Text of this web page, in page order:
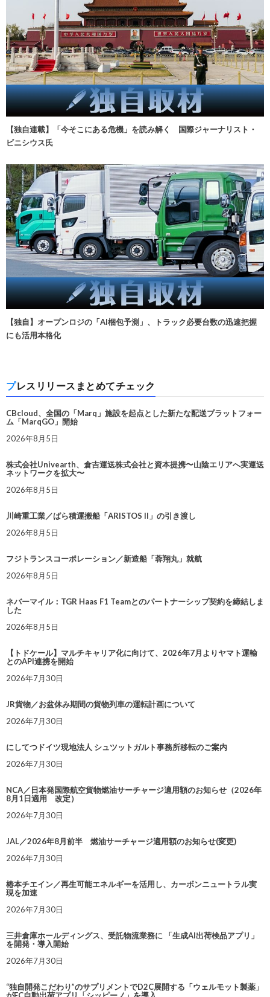
【独自連載】「今そこにある危機」を読み解く 国際ジャーナリスト・
ビニシウス氏
【独自】オープンロジの「AI梱包予測」、トラック必要台数の迅速把握
にも活用本格化
プレスリリースまとめてチェック
CBcloud、全国の「Marq」施設を起点とした新たな配送プラットフォー
ム「MarqGO」開始
2026年8月5日
株式会社Univearth、倉吉運送株式会社と資本提携〜山陰エリアへ実運送
ネットワークを拡大〜
2026年8月5日
川崎重工業／ばら積運搬船「ARISTOS II」の引き渡し
2026年8月5日
フジトランスコーポレーション／新造船「蓉翔丸」就航
2026年8月5日
ネバーマイル：TGR Haas F1 Teamとのパートナーシップ契約を締結しま
した
2026年8月5日
【トドケール】マルチキャリア化に向けて、2026年7月よりヤマト運輸
とのAPI連携を開始
2026年7月30日
JR貨物／お盆休み期間の貨物列車の運転計画について
2026年7月30日
にしてつドイツ現地法人 シュツットガルト事務所移転のご案内
2026年7月30日
NCA／日本発国際航空貨物燃油サーチャージ適用額のお知らせ（2026年
8月1日適用 改定）
2026年7月30日
JAL／2026年8月前半 燃油サーチャージ適用額のお知らせ(変更)
2026年7月30日
椿本チエイン／再生可能エネルギーを活用し、カーボンニュートラル実
現を加速
2026年7月30日
三井倉庫ホールディングス、受託物流業務に 「生成AI出荷検品アプリ」
を開発・導入開始
2026年7月30日
“独自開発こだわり”のサプリメントでD2C展開する「ウェルモット製薬」